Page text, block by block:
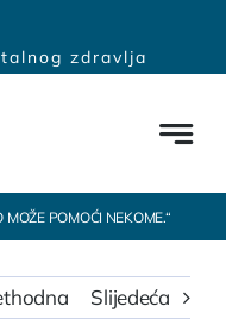
zdravlja
POMOĆI NEKOME.“
Slijedeća